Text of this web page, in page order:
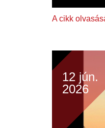
A cikk
12 jún.
2026